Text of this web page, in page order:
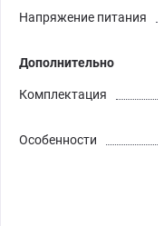
Напряжение питания
Дополнительно
Комплектация
Особенности